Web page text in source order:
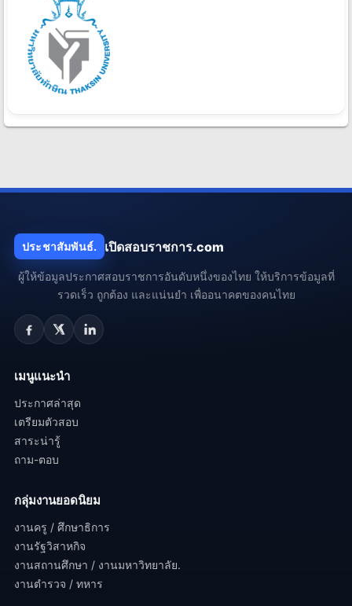
ประชาสัมพันธ์. เปิดสอบราชการ.com
ผู้ให้ข้อมูลประกาศสอบราชการอันดับหนึ่งของไทย ให้บริการข้อมูลที่
รวดเร็ว ถูกต้อง และแน่นยำ เพื่ออนาคตของคนไทย
เมนูแนะนำ
ประกาศล่าสุด
เตรียมตัวสอบ
สาระน่ารู้
ถาม-ตอบ
กลุ่มงานยอดนิยม
งานครู / ศึกษาธิการ
งานรัฐวิสาหกิจ
งานสถานศึกษา / งานมหาวิทยาลัย.
งานตำรวจ / ทหาร